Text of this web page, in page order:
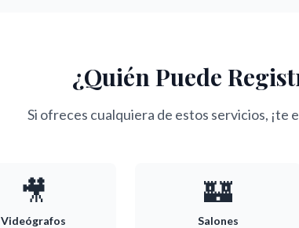
¿Quién Puede
Si ofreces cualquiera de estos servicios, ¡te
🎥
Videógrafos
🏰
Salones